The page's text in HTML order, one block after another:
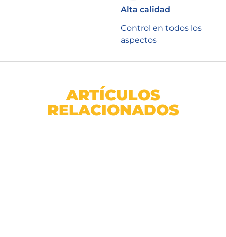
Alta calidad
Control en todos los
aspectos
ARTÍCULOS
RELACIONADOS